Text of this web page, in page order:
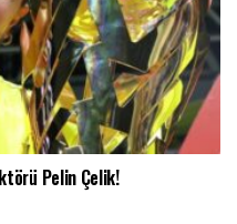
Pelin Çelik!